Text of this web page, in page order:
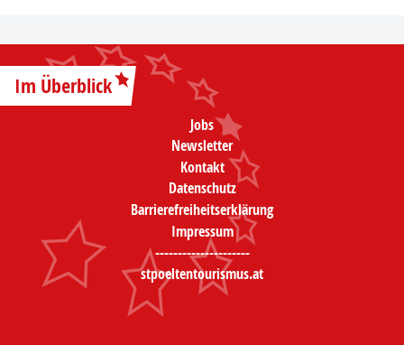
Im Überblick
Jobs
Newsletter
Kontakt
Datenschutz
Barrierefreiheitserklärung
Impressum
---------------------
stpoeltentourismus.at